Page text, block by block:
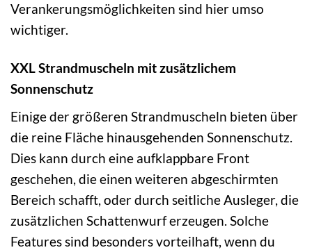
Verankerungsmöglichkeiten sind hier umso
wichtiger.
XXL Strandmuscheln mit zusätzlichem
Sonnenschutz
Einige der größeren Strandmuscheln bieten über
die reine Fläche hinausgehenden Sonnenschutz.
Dies kann durch eine aufklappbare Front
geschehen, die einen weiteren abgeschirmten
Bereich schafft, oder durch seitliche Ausleger, die
zusätzlichen Schattenwurf erzeugen. Solche
Features sind besonders vorteilhaft, wenn du